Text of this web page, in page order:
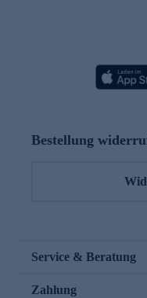
Bestellung
Service & Beratung
Zahlung